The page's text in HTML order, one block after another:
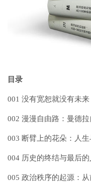
目录
001 没有宽恕就没有未来
002 漫漫自由路：曼德
003 断臂上的花朵：人
004 历史的终结与最后的
005 政治秩序的起源：